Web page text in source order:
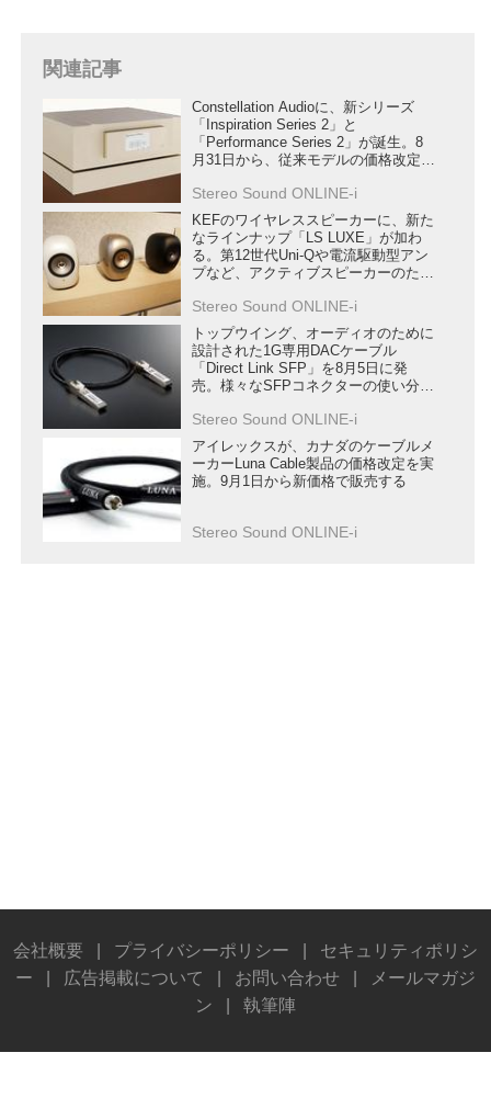
関連記事
Constellation Audioに、新シリーズ
「Inspiration Series 2」と
「Performance Series 2」が誕生。8
月31日から、従来モデルの価格改定も
Stereo Sound ONLINE-i
KEFのワイヤレススピーカーに、新た
なラインナップ「LS LUXE」が加わ
る。第12世代Uni-Qや電流駆動型アン
プなど、アクティブスピーカーのため
Stereo Sound ONLINE-i
トップウイング、オーディオのために
設計された1G専用DACケーブル
「Direct Link SFP」を8月5日に発
売。様々なSFPコネクターの使い分け
Stereo Sound ONLINE-i
アイレックスが、カナダのケーブルメ
ーカーLuna Cable製品の価格改定を実
施。9月1日から新価格で販売する
Stereo Sound ONLINE-i
会社概要 プライバシーポリシー
セキュリティポリシ
ー
広告掲載について お問い合わせ
メールマガジ
ン
執筆陣